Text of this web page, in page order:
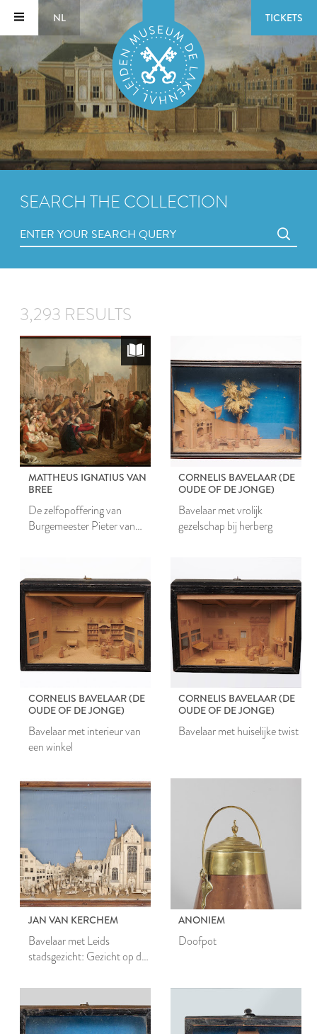
NL TICKETS
SEARCH THE COLLECTION
3,293 RESULTS
MATTHEUS IGNATIUS VAN
BREE
De zelfopoffering van
Burgemeester Pieter van
CORNELIS BAVELAAR (DE
OUDE OF DE JONGE)
Bavelaar met vrolijk
gezelschap bij herberg
CORNELIS BAVELAAR (DE
OUDE OF DE JONGE)
Bavelaar met interieur van
een winkel
CORNELIS BAVELAAR (DE
OUDE OF DE JONGE)
Bavelaar met huiselijke twist
JAN VAN KERCHEM
Bavelaar met Leids
stadsgezicht: Gezicht op de
ANONIEM
Doofpot